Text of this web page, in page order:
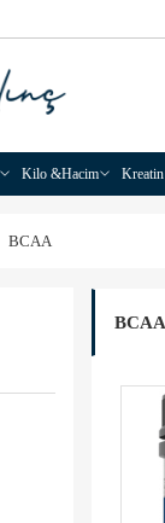
Kilo &Hacim Kreatin
BCAA
BCAA